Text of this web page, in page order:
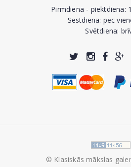
Pirmdiena - piektdiena:
Sestdiena: pēc
Svētdiena:
© Klasiskās mākslas